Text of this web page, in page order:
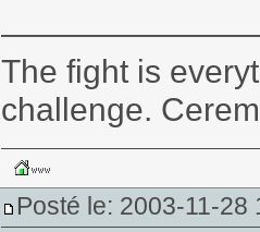
The fight is
challenge.
Posté le: 2003-11-28